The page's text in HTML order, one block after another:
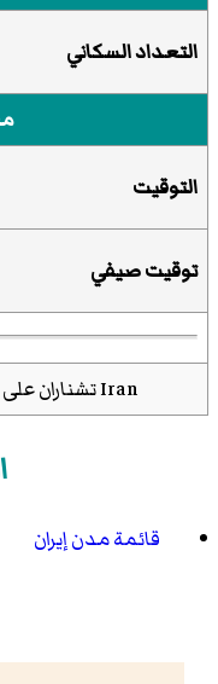
التعداد السكاني
التوقيت
توقيت صيفي
قائمة مدن إيران